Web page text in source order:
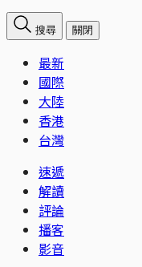
搜尋 關閉
最新
國際
大陸
香港
台灣
速遞
解讀
評論
播客
影音